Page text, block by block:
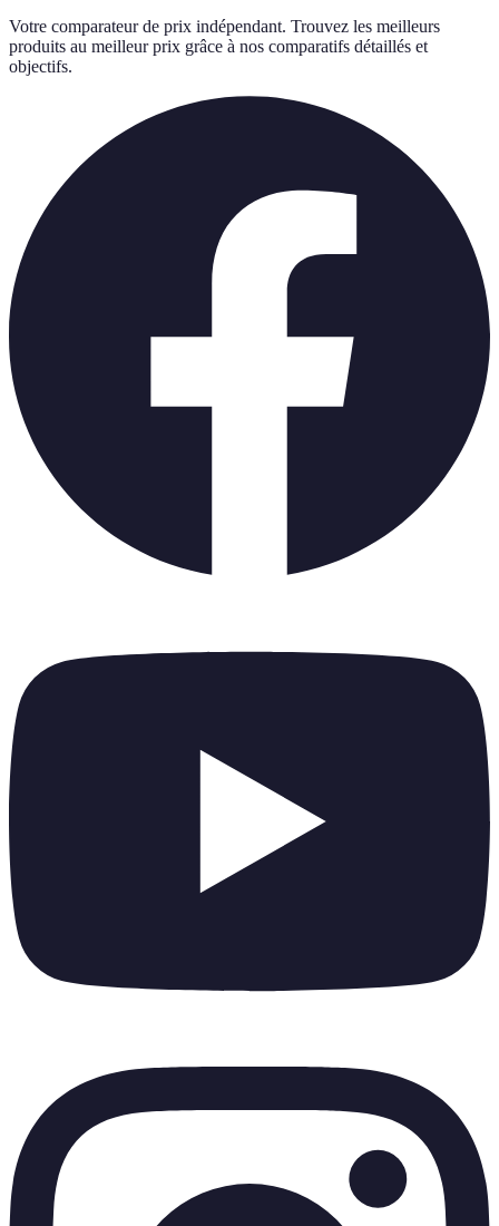
Votre comparateur de prix indépendant. Trouvez les meilleurs
produits au meilleur prix grâce à nos comparatifs détaillés et
objectifs.